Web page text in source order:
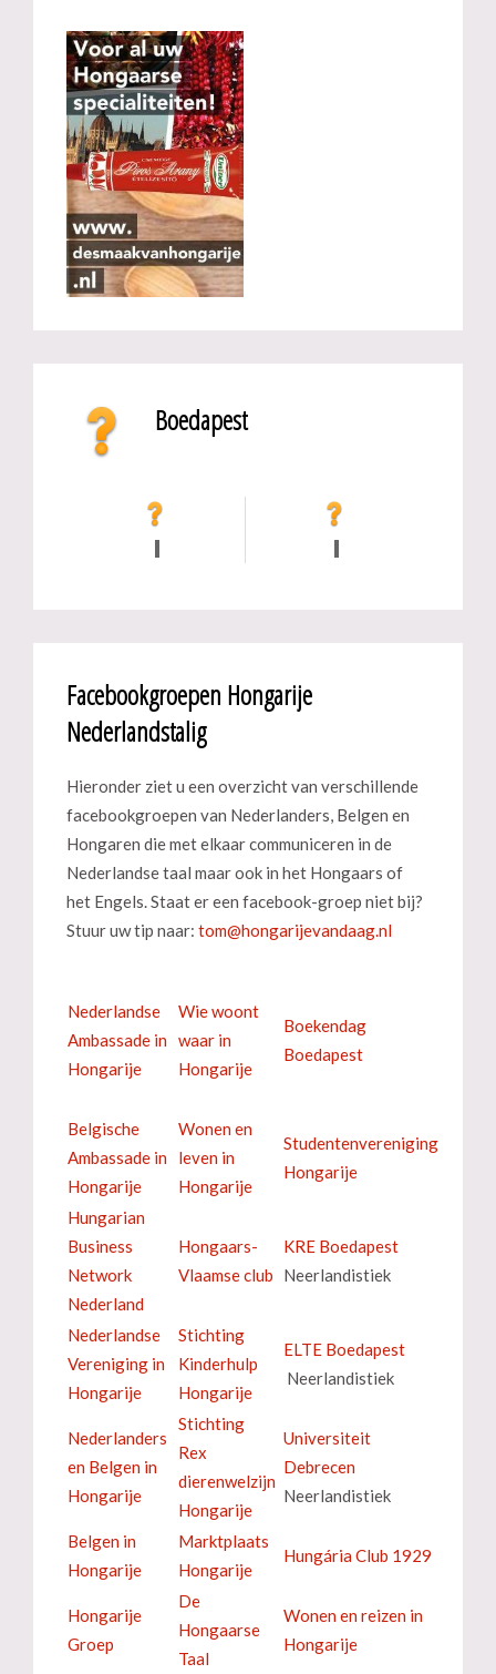
Boedapest
Facebookgroepen Hongarije
Nederlandstalig
Hieronder ziet u een overzicht van verschillende
facebookgroepen van Nederlanders, Belgen en
Hongaren die met elkaar communiceren in de
Nederlandse taal maar ook in het Hongaars of
het Engels. Staat er een facebook-groep niet bij?
Stuur uw tip naar:
Nederlandse
Ambassade in
Hongarije
Wie woont
waar in
Hongarije
Boekendag
Boedapest
Belgische
Ambassade in
Hongarije
Wonen en
leven in
Hongarije
Studentenvereniging
Hongarije
Hungarian
Business
Network
Nederland
Hongaars-
Vlaamse club
KRE Boedapest
Neerlandistiek
Nederlandse
Vereniging in
Hongarije
Stichting
Kinderhulp
Hongarije
ELTE Boedapest
Neerlandistiek
Nederlanders
en Belgen in
Hongarije
Stichting
Rex
dierenwelzijn
Hongarije
Universiteit
Debrecen
Neerlandistiek
Belgen in
Hongarije
Marktplaats
Hongarije
Hungária Club 1929
Hongarije
Groep
De
Hongaarse
Taal
Wonen en reizen in
Hongarije